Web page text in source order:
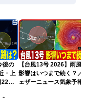
後の
・上
22時
【台風13号 2026】雨風
影響はいつまで続く？／
ェザーニュース気象予報